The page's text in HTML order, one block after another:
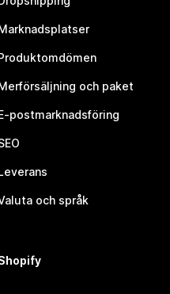
Marknadsplatser
Produktomdömen
Merförsäljning och paket
E-postmarknadsföring
Leverans
och språk